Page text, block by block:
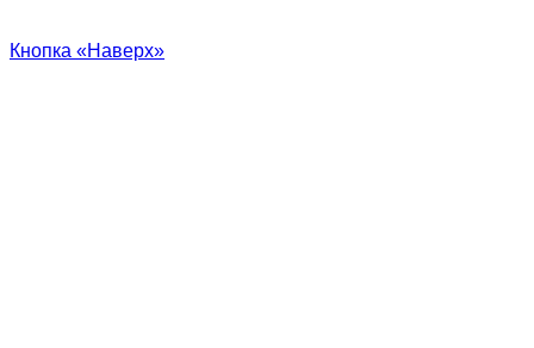
Кнопка «Наверх»